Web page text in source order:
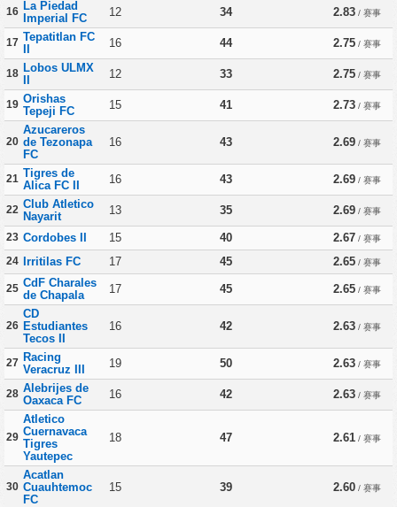
16 La Piedad
Imperial FC
12 34 2.83 / 赛事
17 Tepatitlan FC
16 44 2.75 / 赛事
18 Lobos ULMX
12 33 2.75 / 赛事
19 Orishas
Tepeji FC
15 41 2.73 / 赛事
20
Azucareros
de Tezonapa
FC
16 43 2.69 / 赛事
21 Tigres de
Alica FC II
16 43 2.69 / 赛事
22 Club Atletico
Nayarit
13 35 2.69 / 赛事
23 Cordobes II 15 40 2.67 / 赛事
24 Irritilas FC 17 45 2.65 / 赛事
25 CdF Charales
de Chapala
17 45 2.65 / 赛事
26
CD
Estudiantes
Tecos II
16 42 2.63 / 赛事
27 Racing
Veracruz III
19 50 2.63 / 赛事
28 Alebrijes de
Oaxaca FC
16 42 2.63 / 赛事
29
Atletico
Cuernavaca
Tigres
Yautepec
18 47 2.61 / 赛事
30
Acatlan
Cuauhtemoc
FC
15 39 2.60 / 赛事